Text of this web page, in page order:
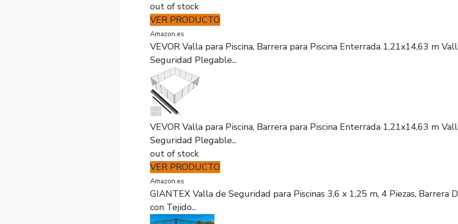
out of stock
VER PRODUCTO
Amazon.es
VEVOR Valla para Piscina, Barrera para Piscina Enterrada 1,21x14,63 m
Seguridad Plegable...
VEVOR Valla para Piscina, Barrera para Piscina Enterrada 1,21x14,63 m
Seguridad Plegable...
out of stock
VER PRODUCTO
Amazon.es
GIANTEX Valla de Seguridad para Piscinas 3,6 x 1,25 m, 4 Piezas, Barrera
con Tejido...